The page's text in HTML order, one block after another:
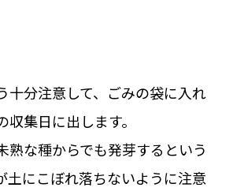
十分注意して、ごみの袋に入れ
集日に出します。
熟な種からでも発芽するという
土にこぼれ落ちないように注意